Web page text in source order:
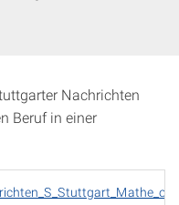
Nachrichten
Beruf in einer